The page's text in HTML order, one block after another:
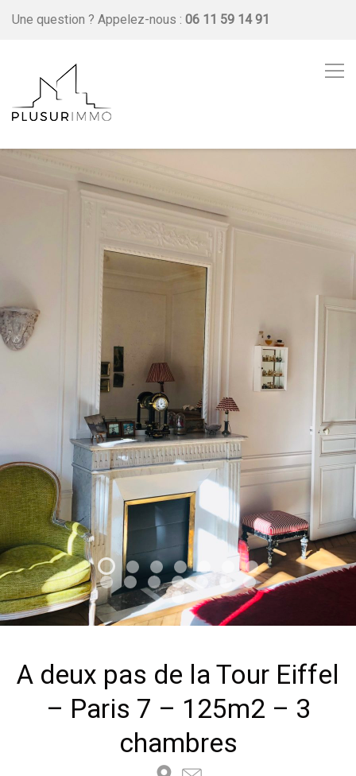
Une question ? Appelez-nous : 06 11 59 14 91
A deux pas de la Tour Eiffel
– Paris 7 – 125m2 – 3
chambres